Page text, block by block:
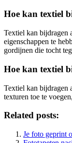
Hoe kan textiel
Textiel kan bijdragen
eigenschappen te
gordijnen die tocht
Hoe kan textiel
Textiel kan bijdragen
texturen toe te
Related posts:
Je foto geprint